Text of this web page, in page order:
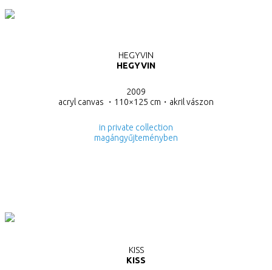
HEGYVIN
HEGYVIN
2009
acryl canvas ・110×125 cm・ akril vászon
in private collection
magángyűjteményben
KISS
KISS